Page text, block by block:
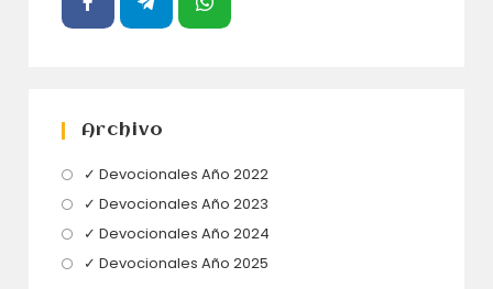
Archivo
✓ Devocionales Año 2022Se
✓ Devocionales Año 2023
abre
✓ Devocionales Año 2024
✓ Devocionales Año 2025